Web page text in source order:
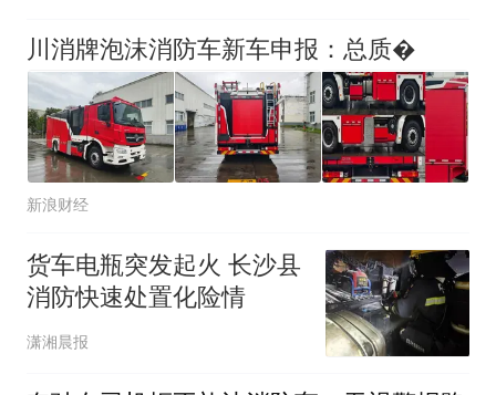
川消牌泡沫消防车新车申报：总质�
新浪财经
货车电瓶突发起火 长沙县
消防快速处置化险情
潇湘晨报